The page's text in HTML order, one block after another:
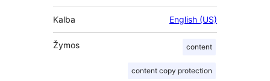
Kalba English (US)
Žymos content
content copy protection